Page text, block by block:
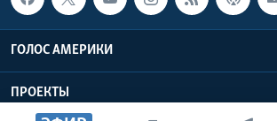
ГОЛОС АМЕРИКИ
ПРОЕКТЫ